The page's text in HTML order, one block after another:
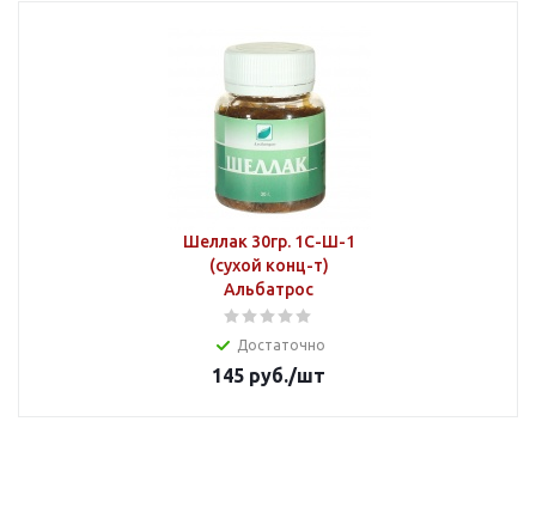
Шеллак 30гр. 1С-Ш-1
(сухой конц-т)
Альбатрос
Достаточно
145 руб./шт